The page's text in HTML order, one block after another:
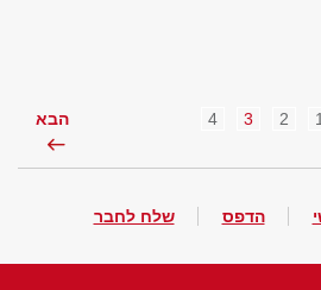
1
2
3
4 הבא
הדפס שלח לחבר